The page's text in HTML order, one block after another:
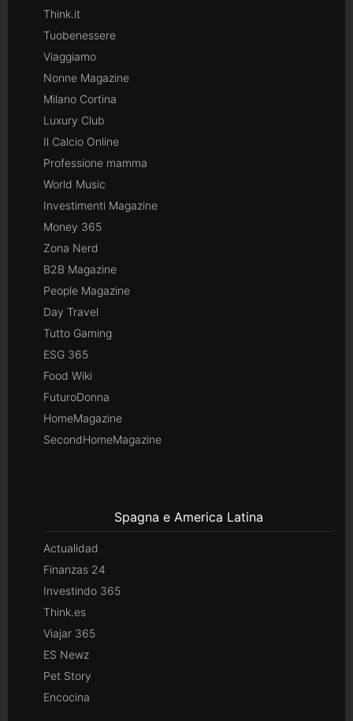
Think.it
Tuobenessere
Viaggiamo
Nonne Magazine
Milano Cortina
Luxury Club
Il Calcio Online
Professione mamma
World Music
Investimenti Magazine
Money 365
Zona Nerd
B2B Magazine
People Magazine
Day Travel
Tutto Gaming
ESG 365
Food Wiki
FuturoDonna
HomeMagazine
SecondHomeMagazine
Spagna e America Latina
Actualidad
Finanzas 24
Investindo 365
Think.es
Viajar 365
ES Newz
Pet Story
Encocina